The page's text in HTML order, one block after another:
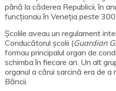
până la căderea Republicii, în
funcționau în Veneția peste
Școlile aveau un regulament
Conducătorul școlii (Guardian
formau principalul organ de
schimba în fiecare an. Un alt
organul a cărui sarcină era de
Băncii.